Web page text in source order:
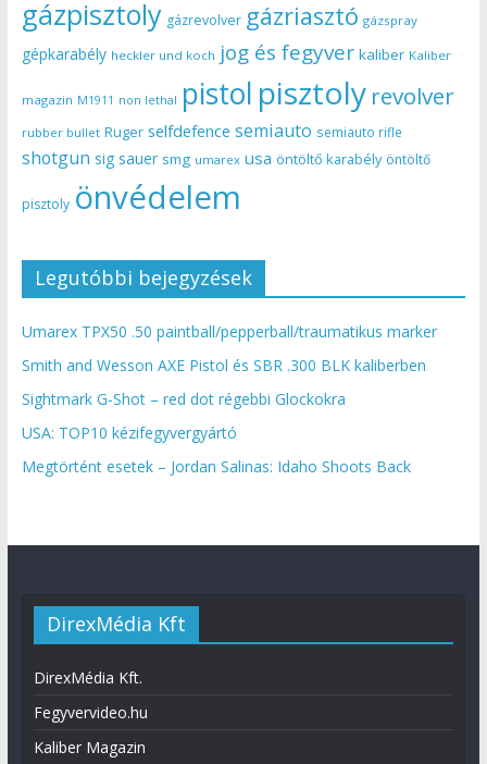
gázpisztoly gázrevolver gázriasztó gázspray
gépkarabély heckler und koch jog és fegyver kaliber Kaliber
magazin M1911 non lethal pistol pisztoly revolver
rubber bullet Ruger selfdefence semiauto semiauto rifle
shotgun sig sauer smg umarex usa öntöltő karabély öntöltő
pisztoly önvédelem
Legutóbbi bejegyzések
Umarex TPX50 .50 paintball/pepperball/traumatikus marker
Smith and Wesson AXE Pistol és SBR .300 BLK kaliberben
Sightmark G-Shot – red dot régebbi Glockokra
USA: TOP10 kézifegyvergyártó
Megtörtént esetek – Jordan Salinas: Idaho Shoots Back
DirexMédia Kft
DirexMédia Kft.
Fegyvervideo.hu
Kaliber Magazin